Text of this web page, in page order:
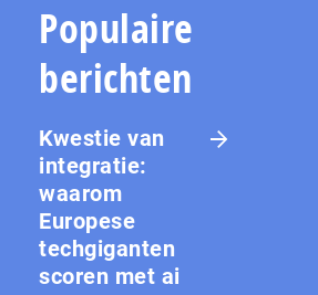
Populaire
berichten
Kwestie van
integratie:
waarom
Europese
techgiganten
scoren met ai